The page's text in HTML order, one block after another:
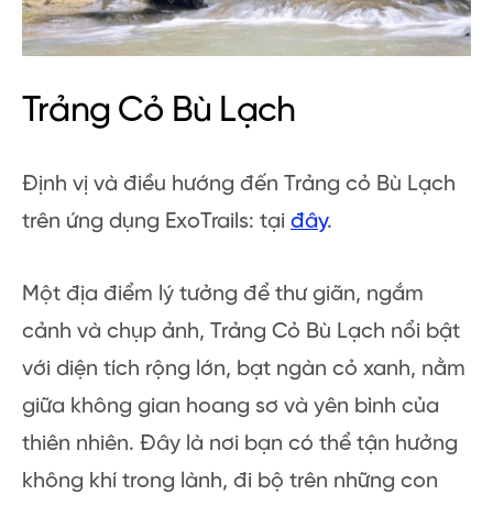
Trảng Cỏ Bù Lạch
Định vị và điều hướng đến Trảng cỏ Bù Lạch
trên ứng dụng ExoTrails: tại đây.
Một địa điểm lý tưởng để thư giãn, ngắm
cảnh và chụp ảnh, Trảng Cỏ Bù Lạch nổi bật
với diện tích rộng lớn, bạt ngàn cỏ xanh, nằm
giữa không gian hoang sơ và yên bình của
thiên nhiên. Đây là nơi bạn có thể tận hưởng
không khí trong lành, đi bộ trên những con